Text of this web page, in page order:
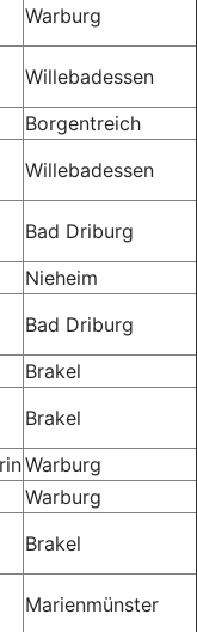
Warburg
Willebadessen
Borgentreich
Willebadessen
Bad Driburg
Nieheim
Bad Driburg
Brakel
Brakel
Warburg
Warburg
Brakel
Marienmünster